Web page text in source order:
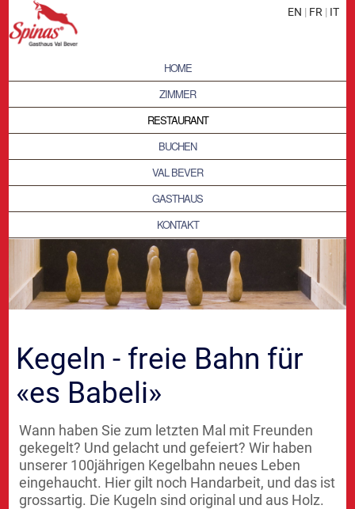
EN | FR | IT
HOME
ZIMMER
RESTAURANT
BUCHEN
VAL BEVER
GASTHAUS
KONTAKT
Kegeln - freie Bahn für
«es Babeli»
Wann haben Sie zum letzten Mal mit Freunden
gekegelt? Und gelacht und gefeiert? Wir haben
unserer 100jährigen Kegelbahn neues Leben
eingehaucht. Hier gilt noch Handarbeit, und das ist
grossartig. Die Kugeln sind original und aus Holz.